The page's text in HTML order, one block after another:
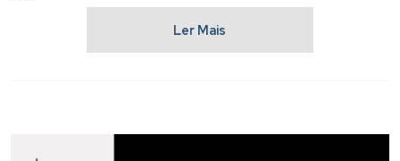
Ler Mais